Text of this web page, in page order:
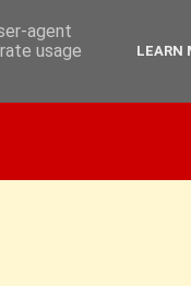
agent
usage
LEARN